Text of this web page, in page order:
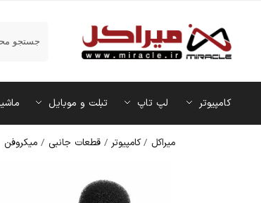
کامپیوتر لپ تاپ تبلت و موبایل
میراکل /کامپیوتر /قطعات جانبی /میکروفن